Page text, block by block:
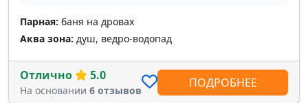
Парная: баня на дровах
Аква зона: душ, ведро-водопад
Отлично 5.0
На основании 6 отзывов
ПОДРОБНЕЕ